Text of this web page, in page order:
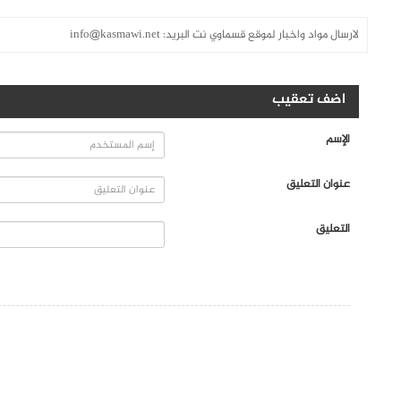
لارسال مواد واخبار لموقع قسماوي نت البريد:info@kasmawi.net
اضف تعقيب
الإسم
عنوان التعليق
التعليق